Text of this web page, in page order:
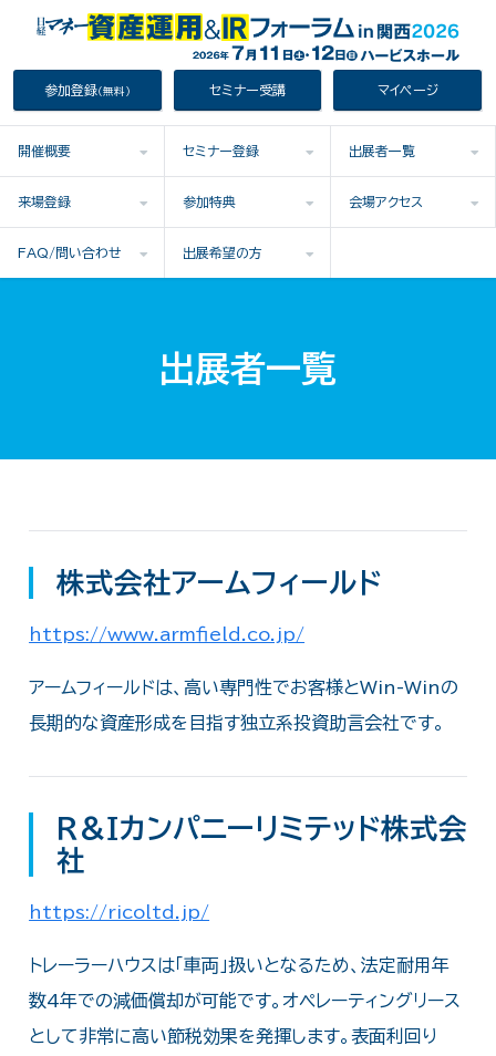
参加登録（無料） セミナー受講 マイページ
開催概要 セミナー登録 出展者一覧
来場登録 参加特典 会場アクセス
FAQ/問い合わせ 出展希望の方
出展者一覧
株式会社アームフィールド
https://www.armfield.co.jp/
アームフィールドは、高い専門性でお客様とWin-Winの
長期的な資産形成を目指す独立系投資助言会社です。
Ｒ＆Ｉカンパニーリミテッド株式会
社
https://ricoltd.jp/
トレーラーハウスは「車両」扱いとなるため、法定耐用年
数4年での減価償却が可能です。オペレーティングリース
として非常に高い節税効果を発揮します。表面利回り